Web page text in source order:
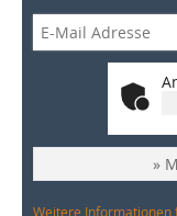
»
Weitere Informationen